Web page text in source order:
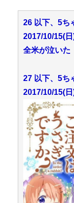
26 以下、5ち
2017/10/15(
全米が泣いた
27 以下、5ち
2017/10/15(